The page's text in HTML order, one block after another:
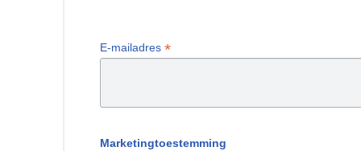
E-mailadres *
Marketingtoestemming